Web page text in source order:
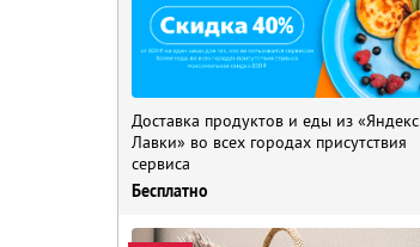
Доставка продуктов и еды из «Яндекс
Лавки» во всех городах присутствия
сервиса
Бесплатно